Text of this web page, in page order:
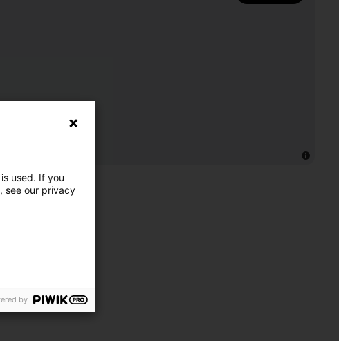
used. If you
see our privacy
by